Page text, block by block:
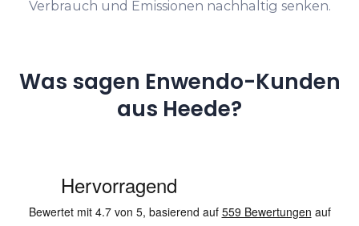
Verbrauch und Emissionen nachhaltig senken.
Was sagen Enwendo-Kunden
aus Heede?